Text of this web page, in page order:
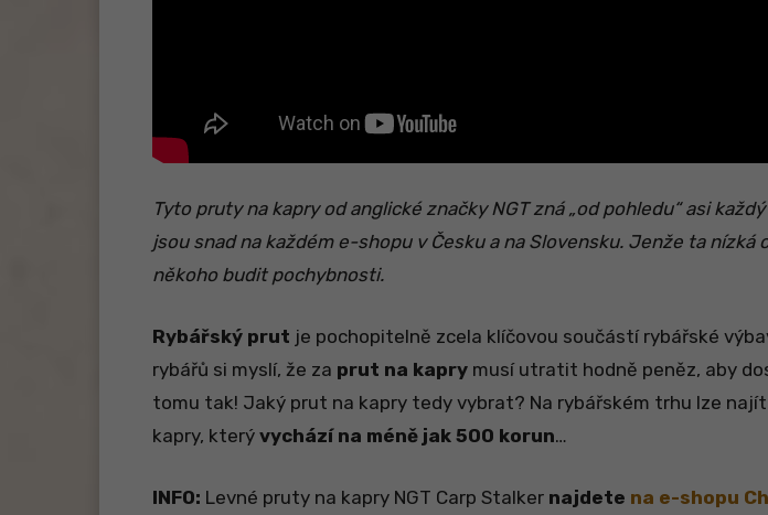
Tyto pruty na kapry od anglické značky NGT zná „od pohledu“ asi
jsou snad na každém e-shopu v Česku a na Slovensku. Jenže ta nízká
někoho budit pochybnosti.
Rybářský prut je pochopitelně zcela klíčovou součástí rybářské
rybářů si myslí, že za prut na kapry musí utratit hodně peněz, aby
tomu tak! Jaký prut na kapry tedy vybrat? Na rybářském trhu lze
kapry, který vychází na méně jak 500 korun…
INFO: Levné pruty na kapry NGT Carp Stalker najdete na e-shopu